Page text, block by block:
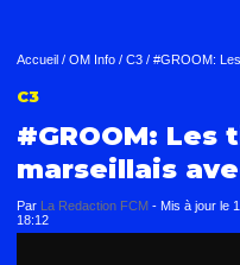
Accueil / OM Info / C3 / #GROOM:
C3
#GROOM:
marseillais
Par La Redaction FCM - Mis à jour le
18:12